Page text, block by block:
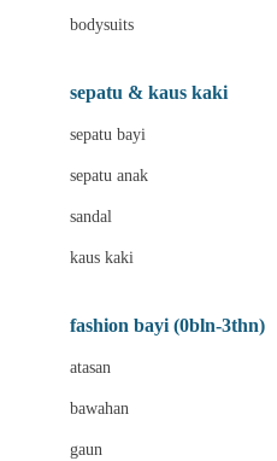
Beauty Barn
Bio Oil
Biolane
Bizzi Growin
Blooming Marvellous
Bravado
bodysuits
sepatu & kaus kaki
sepatu bayi
sepatu anak
sandal
kaus kaki
fashion bayi (0bln-3thn)
atasan
bawahan
gaun